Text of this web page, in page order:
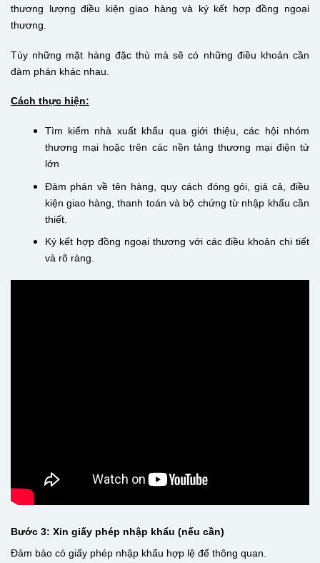
thương lượng điều kiện giao hàng và ký kết hợp đồng ngoại
thương.
Tùy những mặt hàng đặc thù mà sẽ có những điều khoản cần
đàm phán khác nhau.
Cách thực hiện:
Tìm kiếm nhà xuất khẩu qua giới thiệu, các hội nhóm
thương mại hoặc trên các nền tảng thương mại điện tử
lớn
Đàm phán về tên hàng, quy cách đóng gói, giá cả, điều
kiện giao hàng, thanh toán và bộ chứng từ nhập khẩu cần
thiết.
Ký kết hợp đồng ngoại thương với các điều khoản chi tiết
và rõ ràng.
Bước 3: Xin giấy phép nhập khẩu (nếu cần)
Đảm bảo có giấy phép nhập khẩu hợp lệ để thông quan.